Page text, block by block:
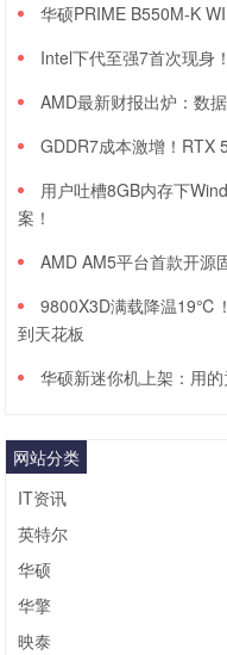
华硕PRIME B550M-K
Intel下代至强7首次现身
AMD最新财报出炉：数
GDDR7成本激增！RTX
用户吐槽8GB内存下
案！
AMD AM5平台首款开源
9800X3D满载降温19℃
到天花板
华硕新迷你机上架：用
网站分类
IT资讯
英特尔
华硕
华擎
映泰